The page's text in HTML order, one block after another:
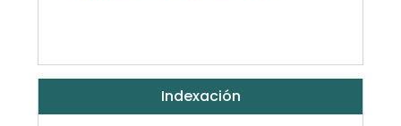
Indexación